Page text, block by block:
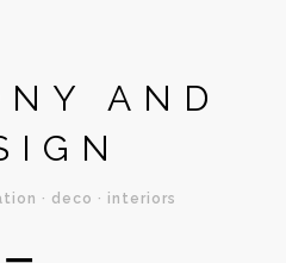
AND
· deco · interiors